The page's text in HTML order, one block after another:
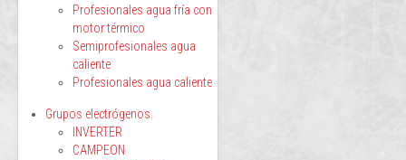
Profesionales agua fría con
motor térmico
Semiprofesionales agua
caliente
Profesionales agua caliente
Grupos electrógenos
INVERTER
CAMPEON